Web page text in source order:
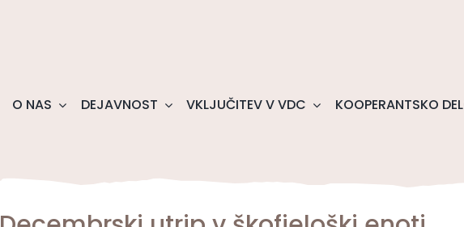
O NAS DEJAVNOST VKLJUČITEV V VDC KOOPERANTSKO